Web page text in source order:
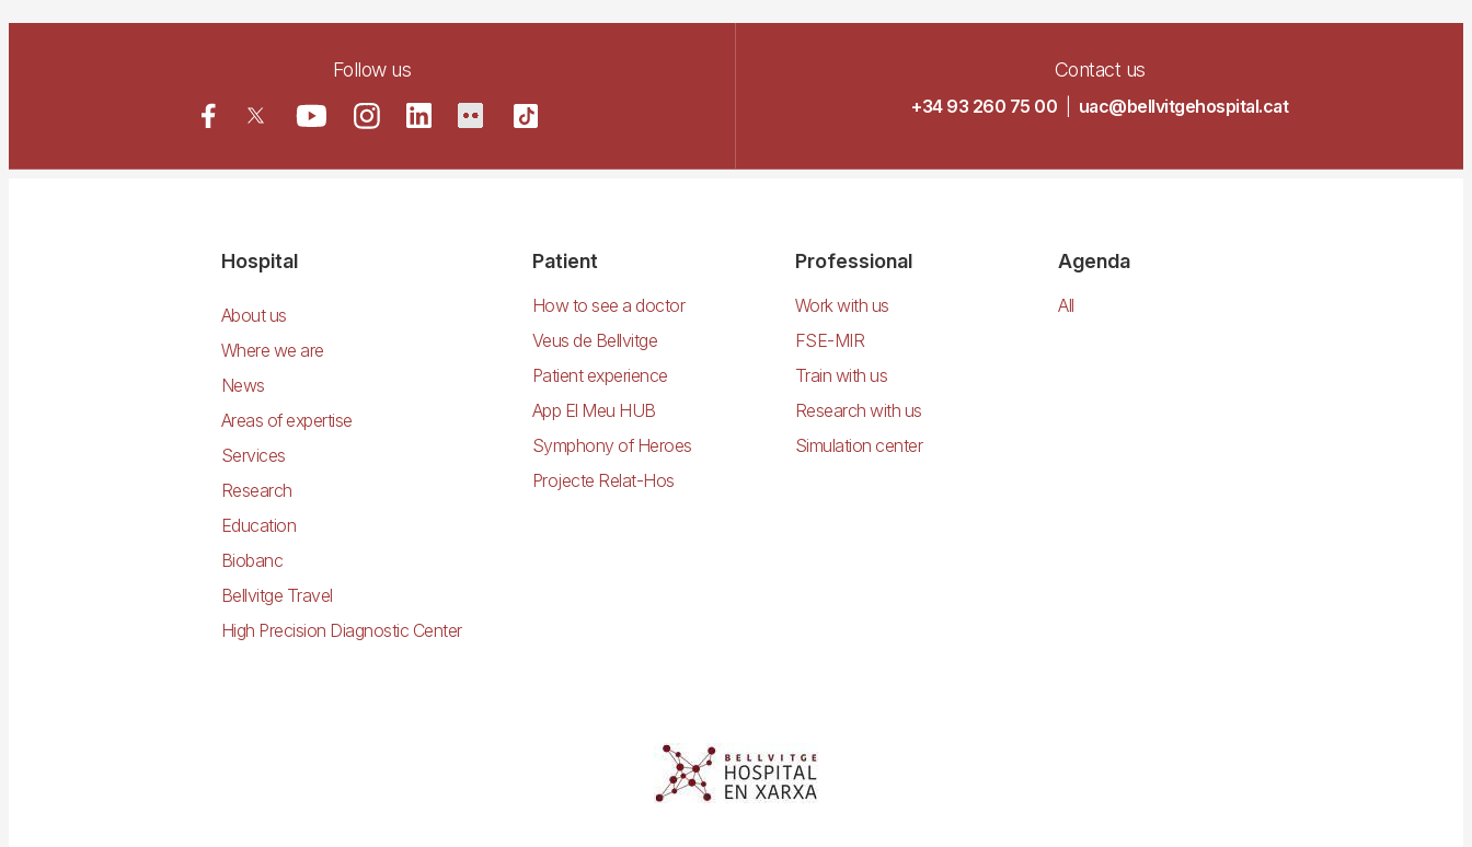
Follow us Contact us
+34 93 260 75 00 uac@bellvitgehospital.cat
Hospital
About us
Where we are
News
Areas of expertise
Services
Research
Education
Biobanc
Bellvitge Travel
High Precision Diagnostic Center
Patient
How to see a doctor
Veus de Bellvitge
Patient experience
App El Meu HUB
Symphony of Heroes
Projecte Relat-Hos
Professional
Work with us
FSE-MIR
Train with us
Research with us
Simulation center
Agenda
All